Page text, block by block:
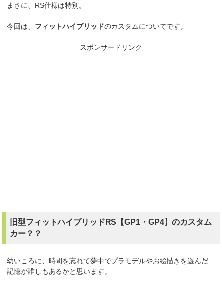
まさに、RS仕様は特別。
今回は、 フィットハイブリッドのカスタムについてです。
スポンサードリンク
旧型フィットハイブリッドRS【GP1・GP4】のカスタム
カー？？
幼いころに、時間を忘れて夢中でプラモデルやお絵描きを遊んだ
記憶が誰しもあるかと思います。